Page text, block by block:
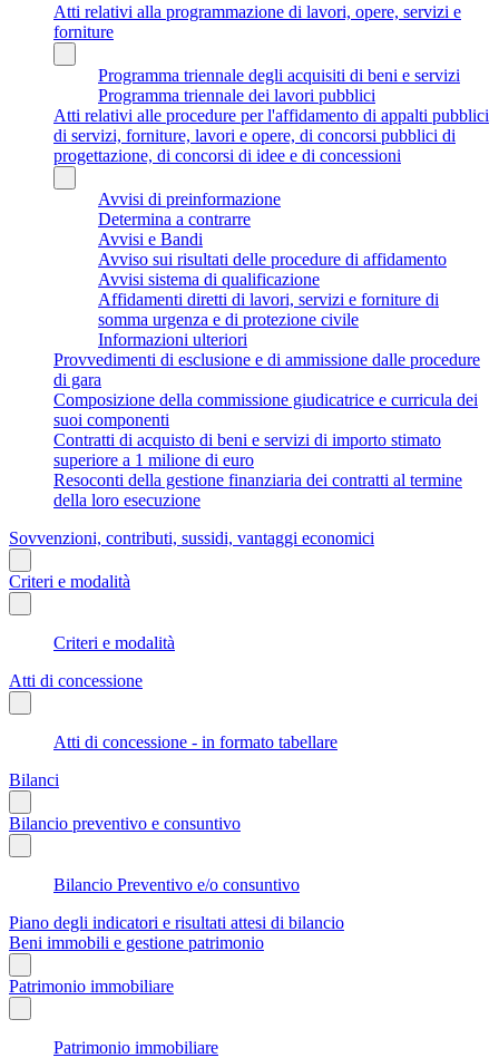
Atti relativi alla programmazione di lavori, opere, servizi e
forniture
Programma triennale degli acquisiti di beni e servizi
Programma triennale dei lavori pubblici
Atti relativi alle procedure per l'affidamento di appalti pubblici
di servizi, forniture, lavori e opere, di concorsi pubblici di
progettazione, di concorsi di idee e di concessioni
Avvisi di preinformazione
Determina a contrarre
Avvisi e Bandi
Avviso sui risultati delle procedure di affidamento
Avvisi sistema di qualificazione
Affidamenti diretti di lavori, servizi e forniture di
somma urgenza e di protezione civile
Informazioni ulteriori
Provvedimenti di esclusione e di ammissione dalle procedure
di gara
Composizione della commissione giudicatrice e curricula dei
suoi componenti
Contratti di acquisto di beni e servizi di importo stimato
superiore a 1 milione di euro
Resoconti della gestione finanziaria dei contratti al termine
della loro esecuzione
Sovvenzioni, contributi, sussidi, vantaggi economici
Criteri e modalità
Criteri e modalità
Atti di concessione
Atti di concessione - in formato tabellare
Bilanci
Bilancio preventivo e consuntivo
Bilancio Preventivo e/o consuntivo
Piano degli indicatori e risultati attesi di bilancio
Beni immobili e gestione patrimonio
Patrimonio immobiliare
Patrimonio immobiliare